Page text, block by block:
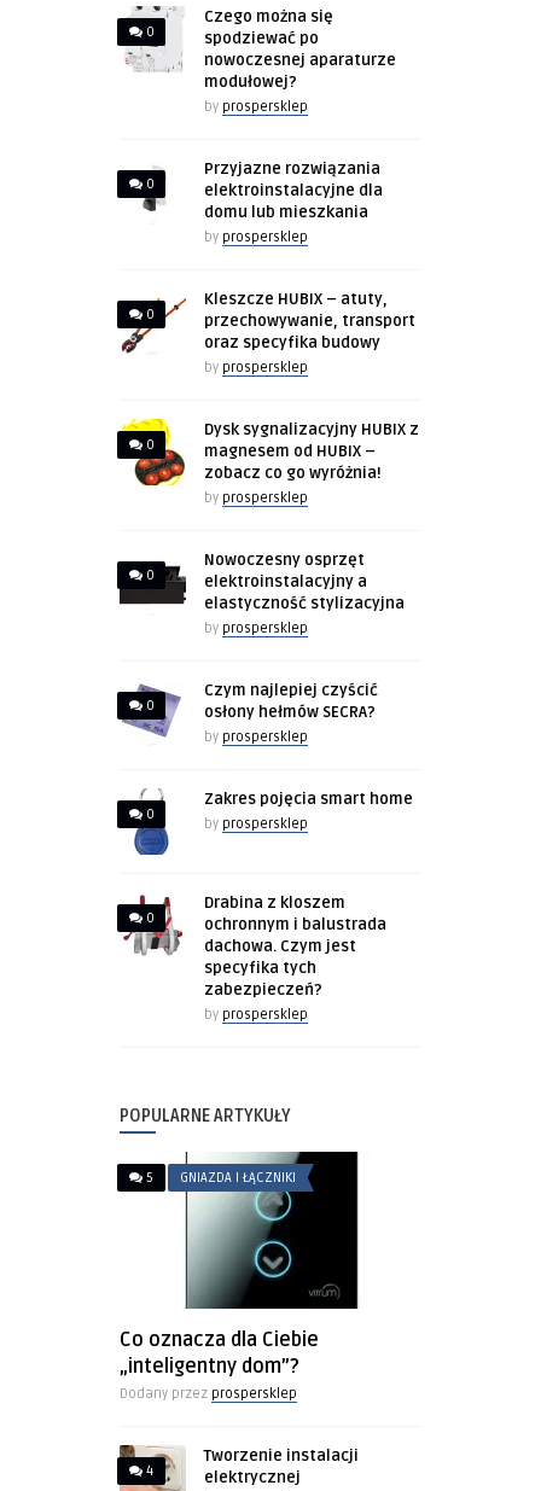
0
Czego można się
spodziewać po
nowoczesnej aparaturze
modułowej?
by prospersklep
0
Przyjazne rozwiązania
elektroinstalacyjne dla
domu lub mieszkania
by prospersklep
0
Kleszcze HUBIX – atuty,
przechowywanie, transport
oraz specyfika budowy
by prospersklep
0
Dysk sygnalizacyjny HUBIX z
magnesem od HUBIX –
zobacz co go wyróżnia!
by prospersklep
0
Nowoczesny osprzęt
elektroinstalacyjny a
elastyczność stylizacyjna
by prospersklep
0
Czym najlepiej czyścić
osłony hełmów SECRA?
by prospersklep
0
Zakres pojęcia smart home
by prospersklep
0
Drabina z kloszem
ochronnym i balustrada
dachowa. Czym jest
specyfika tych
zabezpieczeń?
by prospersklep
POPULARNE ARTYKUŁY
5 GNIAZDA I ŁĄCZNIKI
Co oznacza dla Ciebie
„inteligentny dom”?
Dodany przez prospersklep
4
Tworzenie instalacji
elektrycznej